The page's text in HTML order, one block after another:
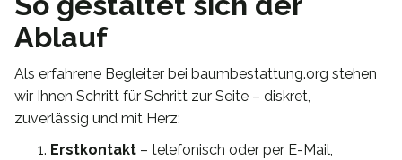
Ablauf
Als erfahrene Begleiter bei baumbestattung.org stehen
wir Ihnen Schritt für Schritt zur Seite – diskret,
zuverlässig und mit Herz:
Erstkontakt – telefonisch oder per E-Mail,